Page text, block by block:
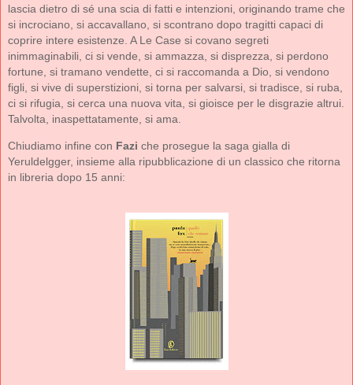
lascia dietro di sé una scia di fatti e intenzioni, originando trame che
si incrociano, si accavallano, si scontrano dopo tragitti capaci di
coprire intere esistenze. A Le Case si covano segreti
inimmaginabili, ci si vende, si ammazza, si disprezza, si perdono
fortune, si tramano vendette, ci si raccomanda a Dio, si vendono
figli, si vive di superstizioni, si torna per salvarsi, si tradisce, si ruba,
ci si rifugia, si cerca una nuova vita, si gioisce per le disgrazie altrui.
Talvolta, inaspettatamente, si ama.
Chiudiamo infine con Fazi che prosegue la saga gialla di
Yeruldelgger, insieme alla ripubblicazione di un classico che ritorna
in libreria dopo 15 anni: